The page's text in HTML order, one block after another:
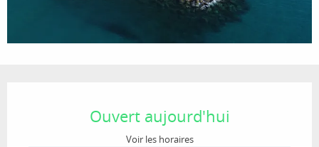
Ouvert aujourd'hui
Voir les horaires